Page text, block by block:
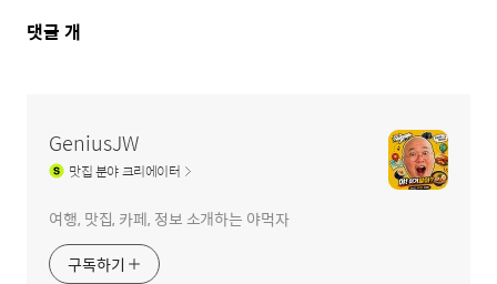
댓
댓글 개
GeniusJW
맛집분야 크리에이터
여행, 맛집, 카페, 정보 소개하는 야먹자
구독하기